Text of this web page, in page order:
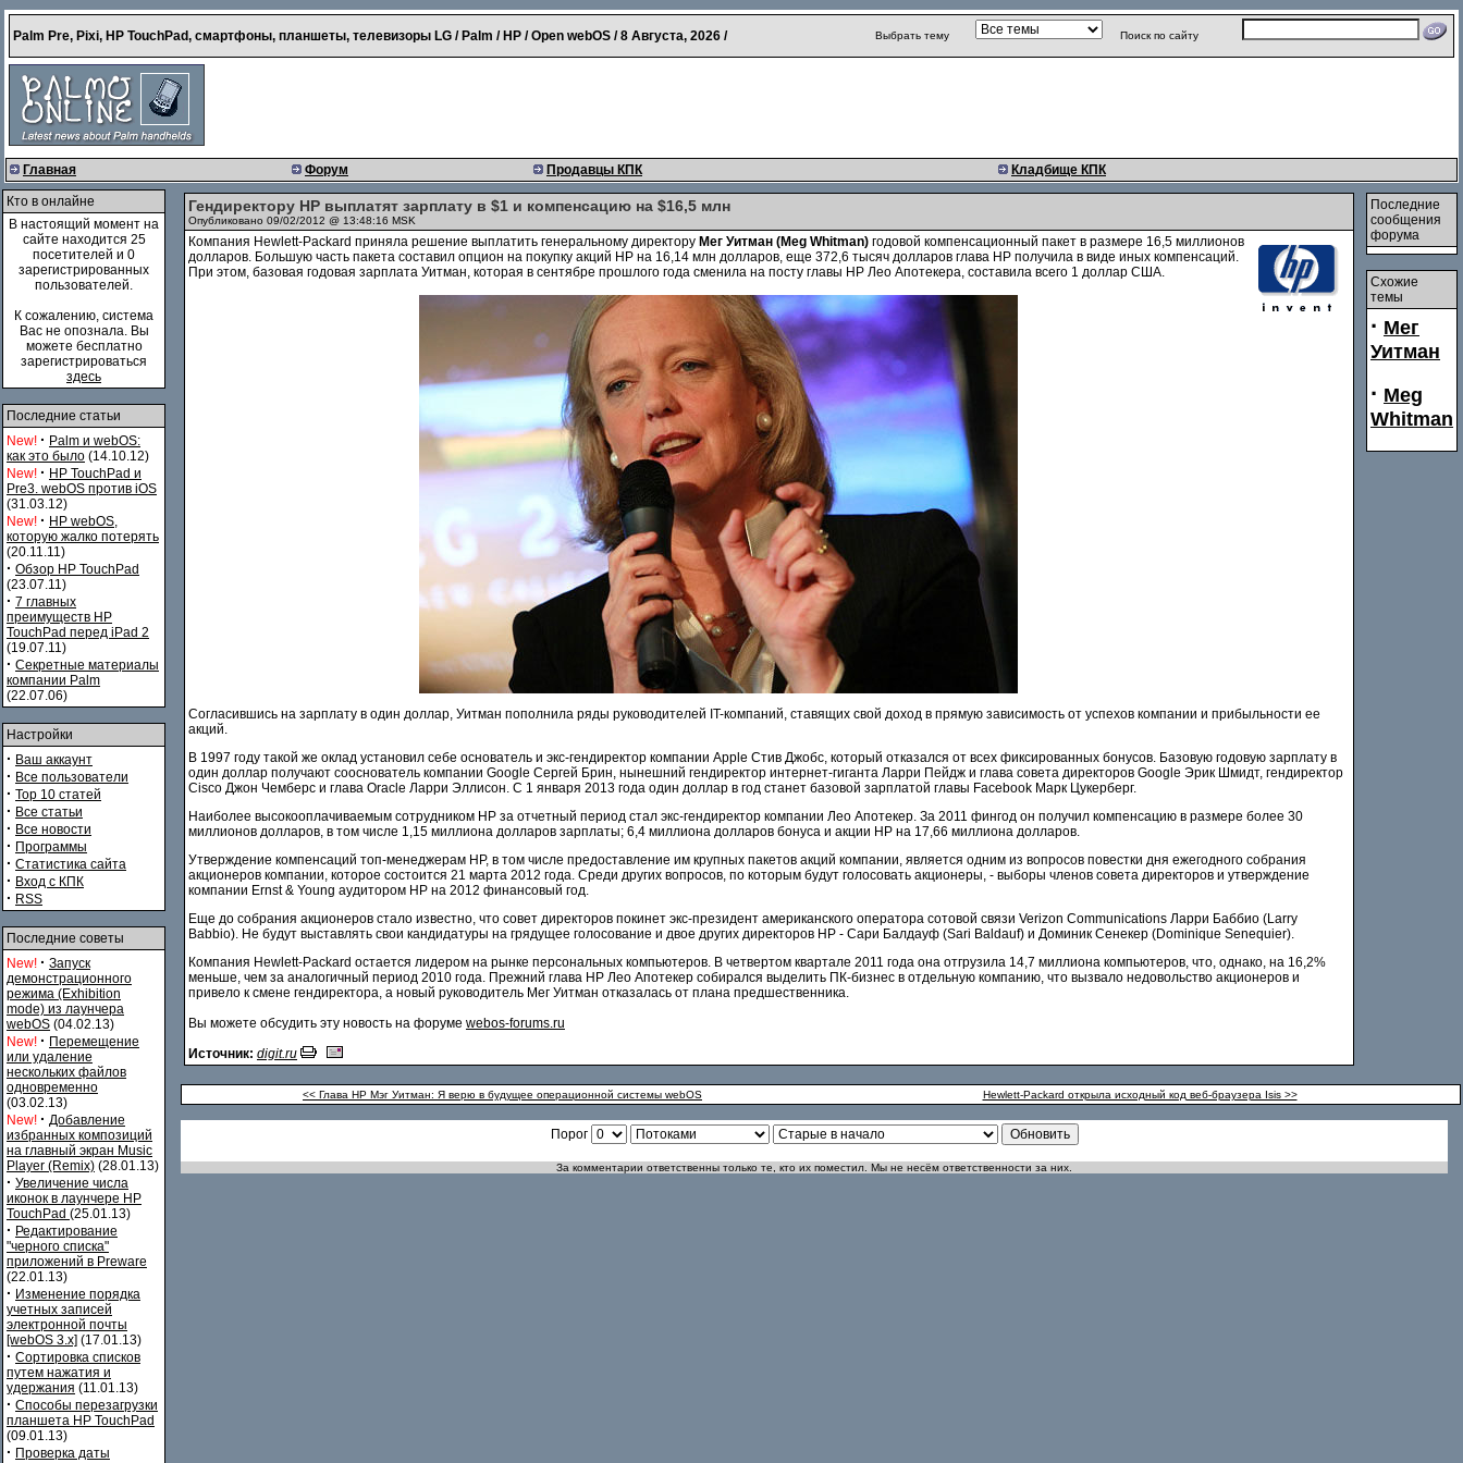
Palm Pre, Pixi, HP TouchPad, смартфоны, планшеты, телевизоры LG / Palm / HP / Open webOS /8 Августа, 2026 / Выбрать тему Поиск по сайту
Главная Форум Продавцы КПК Кладбище КПК
Кто в онлайне
В настоящий момент на
сайте находится 25
посетителей и 0
зарегистрированных
пользователей.
К сожалению, система
Вас не опознала. Вы
можете бесплатно
зарегистрироваться
здесь
Последние статьи
New! · Palm и webOS:
как это было (14.10.12)
New! · HP TouchPad и
Pre3. webOS против iOS
(31.03.12)
New! · HP webOS,
которую жалко потерять
(20.11.11)
· Обзор HP TouchPad
(23.07.11)
· 7 главных
преимуществ HP
TouchPad перед iPad 2
(19.07.11)
· Секретные материалы
компании Palm
(22.07.06)
Настройки
· Ваш аккаунт
· Все пользователи
· Top 10 статей
· Все статьи
· Все новости
· Программы
· Статистика сайта
· Вход с КПК
· RSS
Последние советы
New! · Запуск
демонстрационного
режима (Exhibition
mode) из лаунчера
webOS (04.02.13)
New! · Перемещение
или удаление
нескольких файлов
одновременно
(03.02.13)
New! · Добавление
избранных композиций
на главный экран Music
Player (Remix) (28.01.13)
· Увеличение числа
иконок в лаунчере HP
TouchPad (25.01.13)
· Редактирование
"черного списка"
приложений в Preware
(22.01.13)
· Изменение порядка
учетных записей
электронной почты
[webOS 3.x] (17.01.13)
· Сортировка списков
путем нажатия и
удержания (11.01.13)
· Способы перезагрузки
планшета HP TouchPad
(09.01.13)
· Проверка даты
Гендиректору HP выплатят зарплату в $1 и компенсацию на $16,5 млн
Опубликовано 09/02/2012 @ 13:48:16 MSK
Компания Hewlett-Packard приняла решение выплатить генеральному директору Мег Уитман (Meg Whitman) годовой компенсационный пакет в размере 16,5 миллионов
долларов. Большую часть пакета составил опцион на покупку акций HP на 16,14 млн долларов, еще 372,6 тысяч долларов глава HP получила в виде иных компенсаций.
При этом, базовая годовая зарплата Уитман, которая в сентябре прошлого года сменила на посту главы HP Лео Апотекера, составила всего 1 доллар США.
Согласившись на зарплату в один доллар, Уитман пополнила ряды руководителей IT-компаний, ставящих свой доход в прямую зависимость от успехов компании и прибыльности ее
акций.
В 1997 году такой же оклад установил себе основатель и экс-гендиректор компании Apple Стив Джобс, который отказался от всех фиксированных бонусов. Базовую годовую зарплату в
один доллар получают сооснователь компании Google Сергей Брин, нынешний гендиректор интернет-гиганта Ларри Пейдж и глава совета директоров Google Эрик Шмидт, гендиректор
Cisco Джон Чемберс и глава Oracle Ларри Эллисон. С 1 января 2013 года один доллар в год станет базовой зарплатой главы Facebook Марк Цукерберг.
Наиболее высокооплачиваемым сотрудником HP за отчетный период стал экс-гендиректор компании Лео Апотекер. За 2011 фингод он получил компенсацию в размере более 30
миллионов долларов, в том числе 1,15 миллиона долларов зарплаты; 6,4 миллиона долларов бонуса и акции HP на 17,66 миллиона долларов.
Утверждение компенсаций топ-менеджерам HP, в том числе предоставление им крупных пакетов акций компании, является одним из вопросов повестки дня ежегодного собрания
акционеров компании, которое состоится 21 марта 2012 года. Среди других вопросов, по которым будут голосовать акционеры, - выборы членов совета директоров и утверждение
компании Ernst & Young аудитором HP на 2012 финансовый год.
Еще до собрания акционеров стало известно, что совет директоров покинет экс-президент американского оператора сотовой связи Verizon Communications Ларри Баббио (Larry
Babbio). Не будут выставлять свои кандидатуры на грядущее голосование и двое других директоров HP - Сари Балдауф (Sari Baldauf) и Доминик Сенекер (Dominique Senequier).
Компания Hewlett-Packard остается лидером на рынке персональных компьютеров. В четвертом квартале 2011 года она отгрузила 14,7 миллиона компьютеров, что, однако, на 16,2%
меньше, чем за аналогичный период 2010 года. Прежний глава HP Лео Апотекер собирался выделить ПК-бизнес в отдельную компанию, что вызвало недовольство акционеров и
привело к смене гендиректора, а новый руководитель Мег Уитман отказалась от плана предшественника.
Вы можете обсудить эту новость на форуме webos-forums.ru
Источник: digit.ru
Последние
сообщения
форума
Схожие
темы
· Мег
Уитман
· Meg
Whitman
<< Глава HP Мэг Уитман: Я верю в будущее операционной системы webOS Hewlett-Packard открыла исходный код веб-браузера Isis >>
Порог
За комментарии ответственны только те, кто их поместил. Мы не несём ответственности за них.